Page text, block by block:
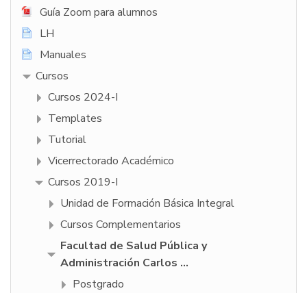
Guía Zoom para alumnos
LH
Manuales
Cursos
Cursos 2024-I
Templates
Tutorial
Vicerrectorado Académico
Cursos 2019-I
Unidad de Formación Básica Integral
Cursos Complementarios
Facultad de Salud Pública y
Administración Carlos ...
Postgrado